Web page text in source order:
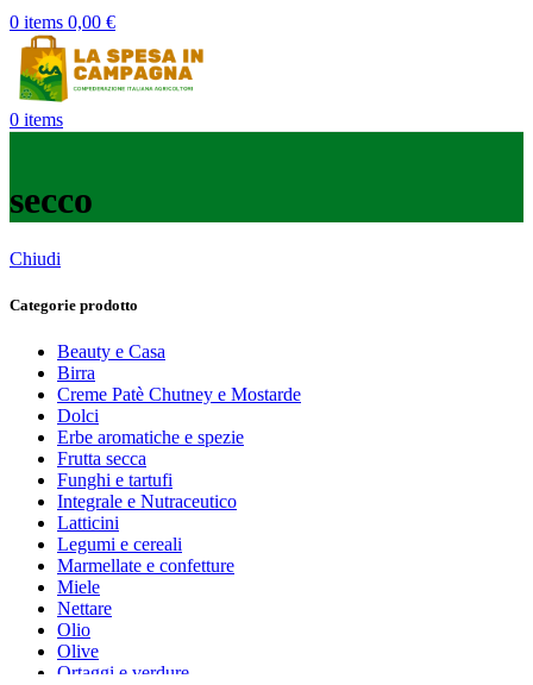
0 items 0,00 €
0 items
secco
Chiudi
Categorie prodotto
Beauty e Casa
Birra
Creme Patè Chutney e Mostarde
Dolci
Erbe aromatiche e spezie
Frutta secca
Funghi e tartufi
Integrale e Nutraceutico
Latticini
Legumi e cereali
Marmellate e confetture
Miele
Nettare
Olio
Olive
Ortaggi e verdure